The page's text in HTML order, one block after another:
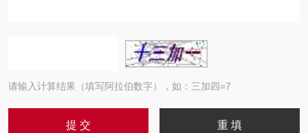
请输入计算结果（填写阿拉伯数字），如：三加四=7